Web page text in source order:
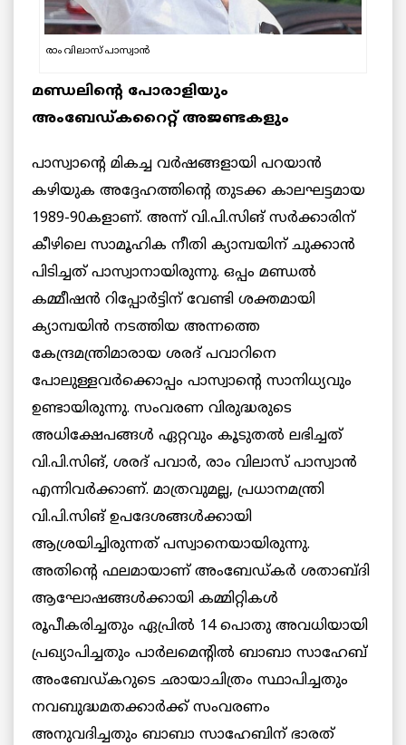
രാം വിലാസ് പാസ്വാൻ
മണ്ഡലിന്റെ പോരാളിയും
അംബേഡ്കറൈറ്റ് അജണ്ടകളും
പാസ്വാന്റെ മികച്ച വര്‍ഷങ്ങളായി പറയാൻ
കഴിയുക അദ്ദേഹത്തിന്റെ തുടക്ക കാലഘട്ടമായ
1989-90കളാണ്. അന്ന് വി.പി.സിങ് സർക്കാരിന്
കീഴിലെ സാമൂഹിക നീതി ക്യാമ്പയിന് ചുക്കാൻ
പിടിച്ചത് പാസ്വാനായിരുന്നു. ഒപ്പം മണ്ഡൽ
കമ്മീഷൻ റിപ്പോർട്ടിന് വേണ്ടി ശക്തമായി
ക്യാമ്പയിൻ നടത്തിയ അന്നത്തെ
കേന്ദ്രമന്ത്രിമാരായ ശരദ് പവാറിനെ
പോലുള്ളവർക്കൊപ്പം പാസ്വാന്റെ സാനിധ്യവും
ഉണ്ടായിരുന്നു. സംവരണ വിരുദ്ധരുടെ
അധിക്ഷേപങ്ങൾ ഏറ്റവും കൂടുതൽ ലഭിച്ചത്
വി.പി.സിങ്, ശരദ് പവാർ, രാം വിലാസ് പാസ്വാൻ
എന്നിവർക്കാണ്. മാത്രവുമല്ല, പ്രധാനമന്ത്രി
വി.പി.സിങ് ഉപദേശങ്ങൾക്കായി
ആശ്രയിച്ചിരുന്നത് പസ്വാനെയായിരുന്നു.
അതിന്റെ ഫലമായാണ് അംബേഡ്കർ ശതാബ്ദി
ആഘോഷങ്ങൾക്കായി കമ്മിറ്റികൾ
രൂപീകരിച്ചതും ഏപ്രിൽ 14 പൊതു അവധിയായി
പ്രഖ്യാപിച്ചതും പാർലമെന്റിൽ ബാബാ സാഹേബ്
അംബേഡ്കറുടെ ഛായാചിത്രം സ്ഥാപിച്ചതും
നവബുദ്ധമതക്കാർക്ക് സംവരണം
അനുവദിച്ചതും ബാബാ സാഹേബിന് ഭാരത്